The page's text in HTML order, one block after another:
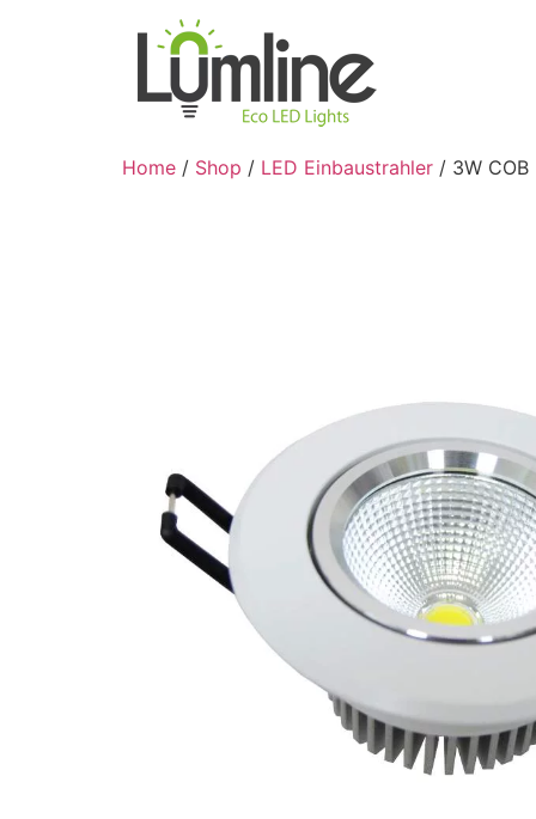
Home / Shop / LED Einbaustrahler / 3W